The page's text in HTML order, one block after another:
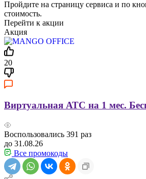
Пройдите на страницу сервиса и по
стоимость.
Перейти к акции
Акция
20
Виртуальная АТС на 1 мес.
Воспользовались 391 раз
до 31.08.26
Все промокоды